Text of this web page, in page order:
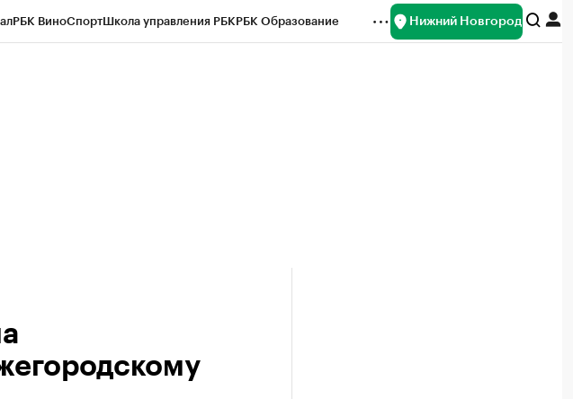
РБК ВиноСпортШкола управления РБКРБК Образование Нижний Новгород